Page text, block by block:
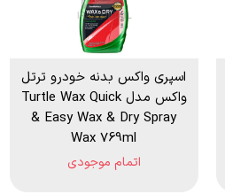
اسپری واکس بدنه خودرو ترتل
واکس مدل Turtle Wax Quick
& Easy Wax & Dry Spray
Wax 769ml
اتمام موجودی